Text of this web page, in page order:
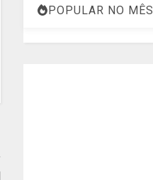
POPULAR NO MÊS